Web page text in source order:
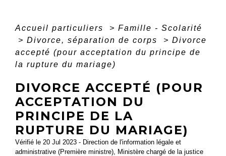
Accueil particuliers > Famille - Scolarité
> Divorce, séparation de corps > Divorce
accepté (pour acceptation du principe de
la rupture du mariage)
DIVORCE ACCEPTÉ (POUR
ACCEPTATION DU
PRINCIPE DE LA
RUPTURE DU MARIAGE)
Vérifié le 20 Jul 2023 - Direction de l'information légale et
administrative (Première ministre), Ministère chargé de la justice